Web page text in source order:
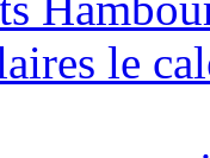
le